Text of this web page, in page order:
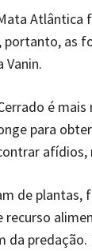
portanto, as
Vanin.
é
para
afídios,
de plantas,
da